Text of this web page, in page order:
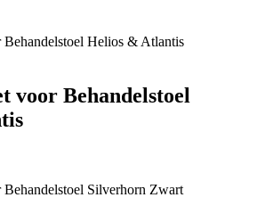
voor Behandelstoel